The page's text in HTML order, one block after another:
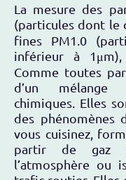
La mesure des
(particules dont le
fines PM1.0
inférieur à
Comme toutes
d’un
chimiques. Elles
des phénomènes
vous cuisinez,
partir de gaz
l’atmosphère ou